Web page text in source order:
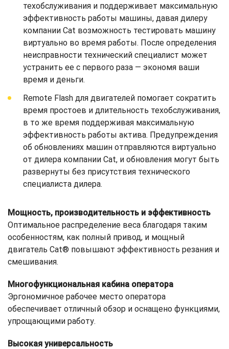
техобслуживания и поддерживает максимальную
эффективность работы машины, давая дилеру
компании Cat возможность тестировать машину
виртуально во время работы. После определения
неисправности технический специалист может
устранить ее с первого раза — экономя ваши
время и деньги.
Remote Flash для двигателей помогает сократить
время простоев и длительность техобслуживания,
в то же время поддерживая максимальную
эффективность работы актива. Предупреждения
об обновлениях машин отправляются виртуально
от дилера компании Cat, и обновления могут быть
развернуты без присутствия технического
специалиста дилера.
Мощность, производительность и эффективность
Оптимальное распределение веса благодаря таким
особенностям, как полный привод, и мощный
двигатель Cat® повышают эффективность резания и
смешивания.
Многофункциональная кабина оператора
Эргономичное рабочее место оператора
обеспечивает отличный обзор и оснащено функциями,
упрощающими работу.
Высокая универсальность